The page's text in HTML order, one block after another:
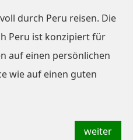
durch Peru reisen. Die
Peru ist konzipiert für
auf einen persönlichen
wie auf einen guten
weiter